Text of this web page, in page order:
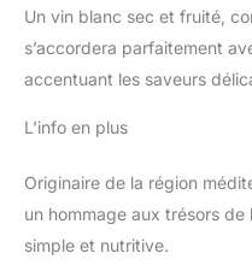
Un vin blanc sec et fruité,
s’accordera parfaitement
accentuant les saveurs
L’info en plus
Originaire de la région
un hommage aux trésors
simple et nutritive.